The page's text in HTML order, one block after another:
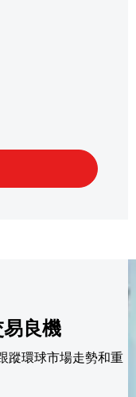
良機
蹤環球市場走勢和重